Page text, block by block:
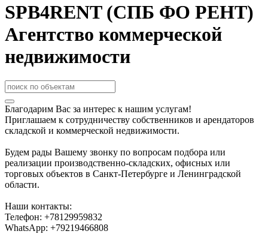
SPB4RENT (СПБ ФО РЕНТ)
Агентство коммерческой
недвижимости
Благодарим Вас за интерес к нашим услугам!
Приглашаем к сотрудничеству собственников и арендаторов
складской и коммерческой недвижимости.
Будем рады Вашему звонку по вопросам подбора или
реализации производственно-складских, офисных или
торговых объектов в Санкт-Петербурге и Ленинградской
области.
Наши контакты:
Телефон: +78129959832
WhatsApp: +79219466808